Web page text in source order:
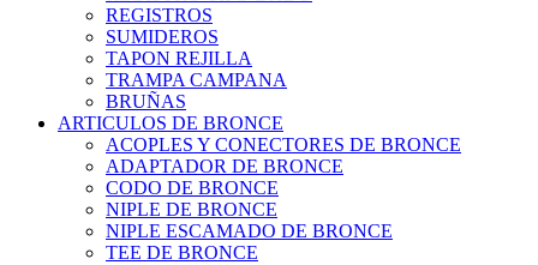
REGISTROS
SUMIDEROS
TAPON REJILLA
TRAMPA CAMPANA
BRUÑAS
ARTICULOS DE BRONCE
ACOPLES Y CONECTORES DE BRONCE
ADAPTADOR DE BRONCE
CODO DE BRONCE
NIPLE DE BRONCE
NIPLE ESCAMADO DE BRONCE
TEE DE BRONCE